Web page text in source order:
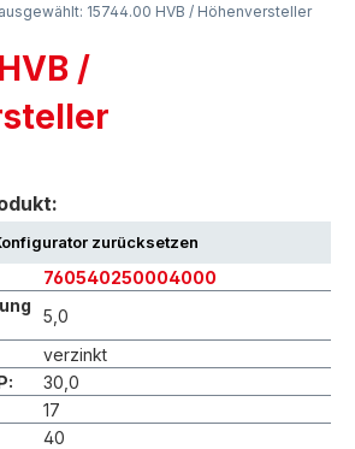
15744.00 HVB / Höhenversteller
/
zurücksetzen
760540250004000
5,0
verzinkt
30,0
17
40